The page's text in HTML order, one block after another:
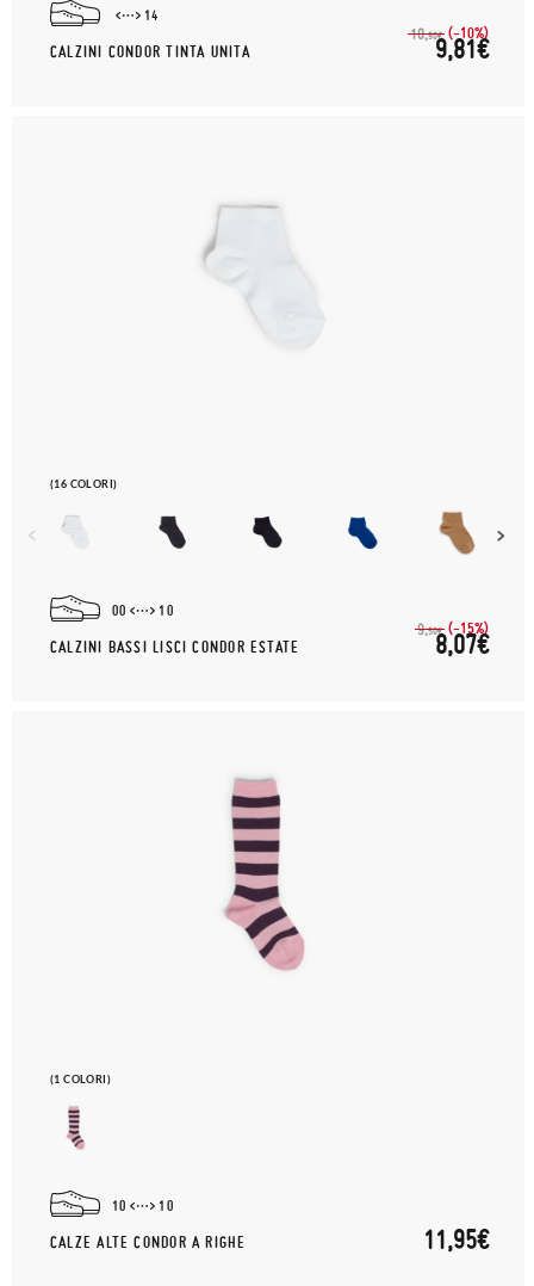
14
CALZINI CONDOR TINTA UNITA
10,90€ (-10%)
9,81€
(16 COLORI)
00 10
CALZINI BASSI LISCI CONDOR ESTATE
9,50€ (-15%)
8,07€
(1 COLORI)
10 10
CALZE ALTE CONDOR A RIGHE 11,95€